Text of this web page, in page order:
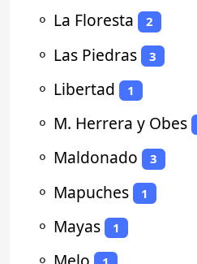
⚬ La Floresta 2
⚬ Las Piedras 3
⚬ Libertad 1
⚬ M. Herrera y Obes
⚬ Maldonado 3
⚬ Mapuches 1
⚬ Mayas 1